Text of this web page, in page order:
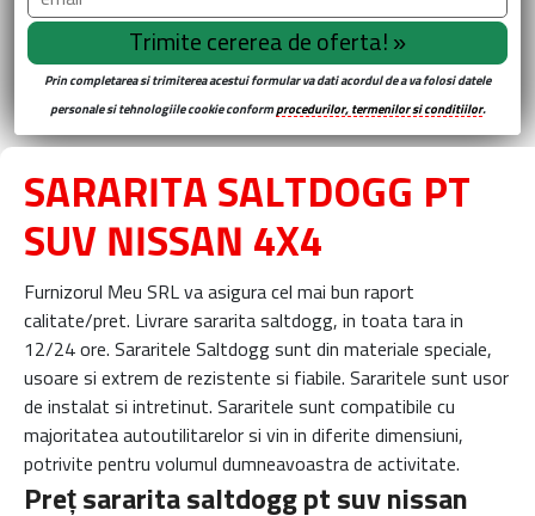
Prin completarea si trimiterea acestui formular va dati acordul de a va folosi datele
personale si tehnologiile cookie conformprocedurilor, termenilor si conditiilor.
SARARITA SALTDOGG PT
SUV NISSAN 4X4
Furnizorul Meu SRL va asigura cel mai bun raport
calitate/pret. Livrare sararita saltdogg, in toata tara in
12/24 ore. Sararitele Saltdogg sunt din materiale speciale,
usoare si extrem de rezistente si fiabile. Sararitele sunt usor
de instalat si intretinut. Sararitele sunt compatibile cu
majoritatea autoutilitarelor si vin in diferite dimensiuni,
potrivite pentru volumul dumneavoastra de activitate.
Preț sararita saltdogg pt suv nissan